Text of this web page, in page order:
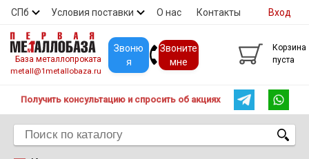
СПб Условия поставки О нас Контакты
Скидки Прайс Покупателям
Вход
База металлопроката
metall@1metallobaza.ru
Звоню
я
Звоните
мне
Корзина
пуста
Получить консультацию и спросить об акциях